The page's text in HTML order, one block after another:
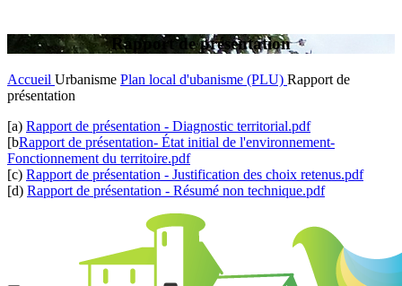
Rapport de présentation
Accueil Urbanisme Plan local d'ubanisme (PLU) Rapport de
présentation
[a) Rapport de présentation - Diagnostic territorial.pdf
[bRapport de présentation- État initial de l'environnement-
Fonctionnement du territoire.pdf
[c) Rapport de présentation - Justification des choix retenus.pdf
[d) Rapport de présentation - Résumé non technique.pdf